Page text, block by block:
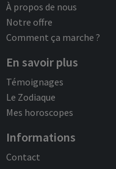
À propos de nous
Notre offre
Comment ça marche ?
En savoir plus
Témoignages
Le Zodiaque
Mes horoscopes
Informations
Contact